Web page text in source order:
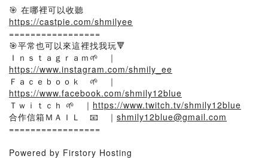
🎯 在哪裡可以收聽
https://castpie.com/shmilyee
=================
🎯平常也可以來這裡找我玩🔻
Ｉｎｓｔａｇｒａｍ🌱 ｜
https://www.instagram.com/shmily_ee
Ｆａｃｅｂｏｏｋ 🌱 ｜
https://www.facebook.com/shmily12blue
Ｔｗｉｔｃｈ 🌱 ｜ https://www.twitch.tv/shmily12blue
合作信箱ＭＡＩＬ 📧 ｜ shmily12blue@gmail.com
=================
Powered by Firstory Hosting